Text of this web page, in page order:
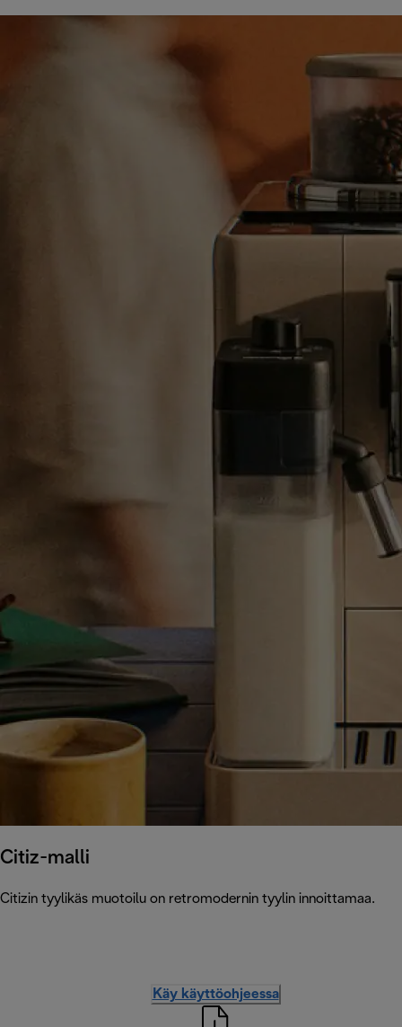
Citiz-malli
Citizin tyylikäs muotoilu on retromodernin tyylin innoittamaa.
Käy käyttöohjeessa